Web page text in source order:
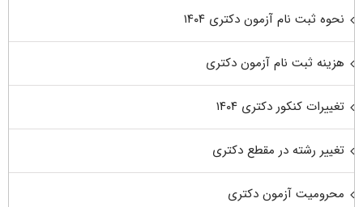
نحوه ثبت نام آزمون دکتری ۱۴۰۴
هزینه ثبت نام آزمون دکتری
تغییرات کنکور دکتری ۱۴۰۴
تغییر رشته در مقطع دکتری
محرومیت آزمون دکتری